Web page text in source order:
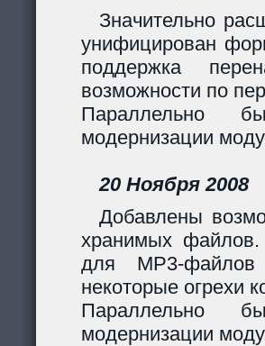
Значительно
унифицирован
поддержка
возможности по
Параллельно
модернизации
20 Ноября 2008
Добавлены
хранимых файлов.
для MP3-
некоторые огрехи
Параллельно
модернизации